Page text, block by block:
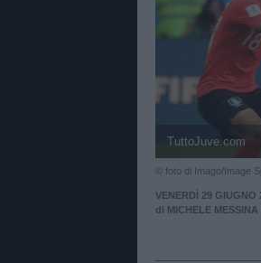
TuttoJuve.com
© foto di Imago/Image
VENERDÌ 29 GIUGNO
di MICHELE MESSINA